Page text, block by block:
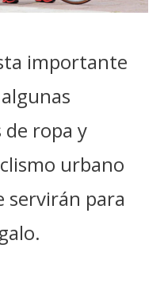
importante
de ropa y
urbano
servirán para